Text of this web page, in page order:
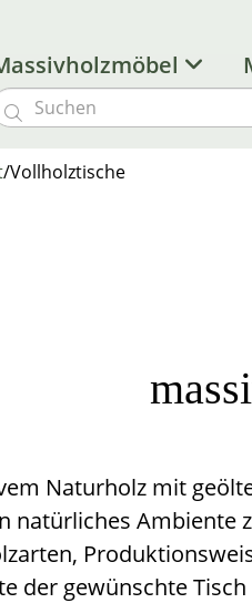

/Vollholztische
Natur­holz mit
natürliches Ambiente
der gewünschte